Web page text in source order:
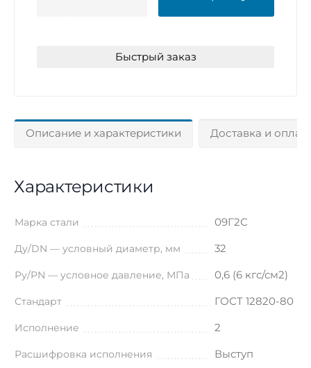
Быстрый заказ
Описание и характеристики Доставка и
Характеристики
Марка стали 09Г2С
Ду/DN — условный диаметр, мм 32
Ру/PN — условное давление, МПа 0,6 (6 кгс/см2)
Стандарт ГОСТ 12820-80
Исполнение 2
Расшифровка исполнения Выступ